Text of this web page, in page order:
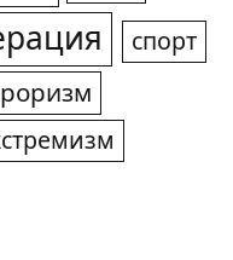
спорт